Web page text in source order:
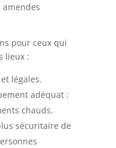
amendes
pour ceux qui
lieux :
légales.
adéquat :
chauds.
sécuritaire de